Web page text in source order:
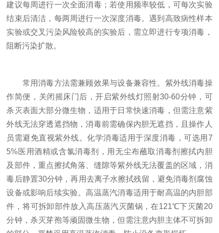
建议每周进行一次全面消毒；若使用频率较低，可每次实验
结束后清洁，每两周进行一次深度消毒。遇到高致病性样本
实验或交叉污染风险较高的实验后，需立即进行专项消毒，
阻断污染扩散。
常用消毒方法需兼顾效果与设备兼容性。紫外线消毒操
作简便，关闭摇床门后，开启紫外线灯照射30-60分钟，可
杀灭表面大部分微生物，适用于日常快速消毒，但需注意紫
外线无法穿透遮挡物，消毒前需确保内胆无遮挡，且操作人
员需避免直视紫外线。化学消毒适用于深度消毒，可选用7
5%医用酒精或含氯消毒剂，用无尘布蘸取消毒剂擦拭内胆
及部件，重点擦拭角落、缝隙等紫外线无法覆盖的区域，消
毒后静置30分钟，再用去离子水擦拭残留，避免消毒剂腐蚀
设备或影响后续实验。高温蒸汽消毒适用于耐高温的内胆部
件，将可拆卸部件放入高压蒸汽灭菌锅，在121℃下灭菌20
分钟，杀灭芽孢等顽固微生物，但需注意内胆主体不可拆卸